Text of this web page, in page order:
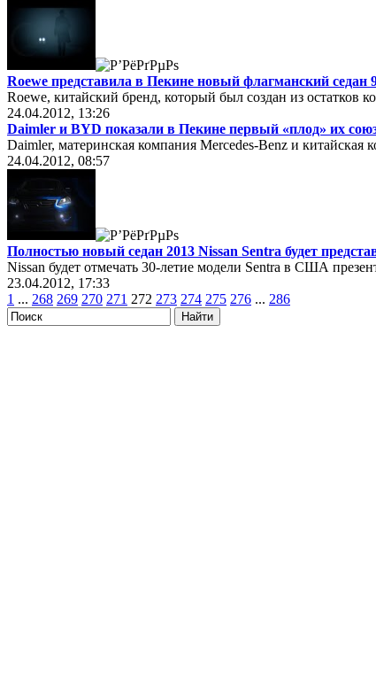
Roewe представила в Пекине новый флагманский седан
Roewe, китайский бренд, который был создан из остатков
24.04.2012, 13:26
Daimler и BYD показали в Пекине первый «плод» их
Daimler, материнская компания Mercedes-Benz и
24.04.2012, 08:57
Полностью новый седан 2013 Nissan Sentra будет
Nissan будет отмечать 30-летие модели Sentra в США
23.04.2012, 17:33
1 ... 268 269 270 271 272 273 274 275 276 ... 286